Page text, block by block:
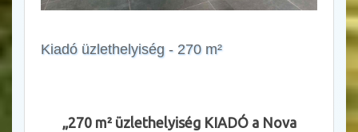
Kiadó üzlethelyiség - 270 m²
„270 m² üzlethelyiség KIADÓ a Nova